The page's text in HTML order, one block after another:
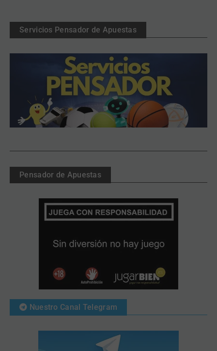
Servicios Pensador de Apuestas
Pensador de Apuestas
Nuestro Canal Telegram